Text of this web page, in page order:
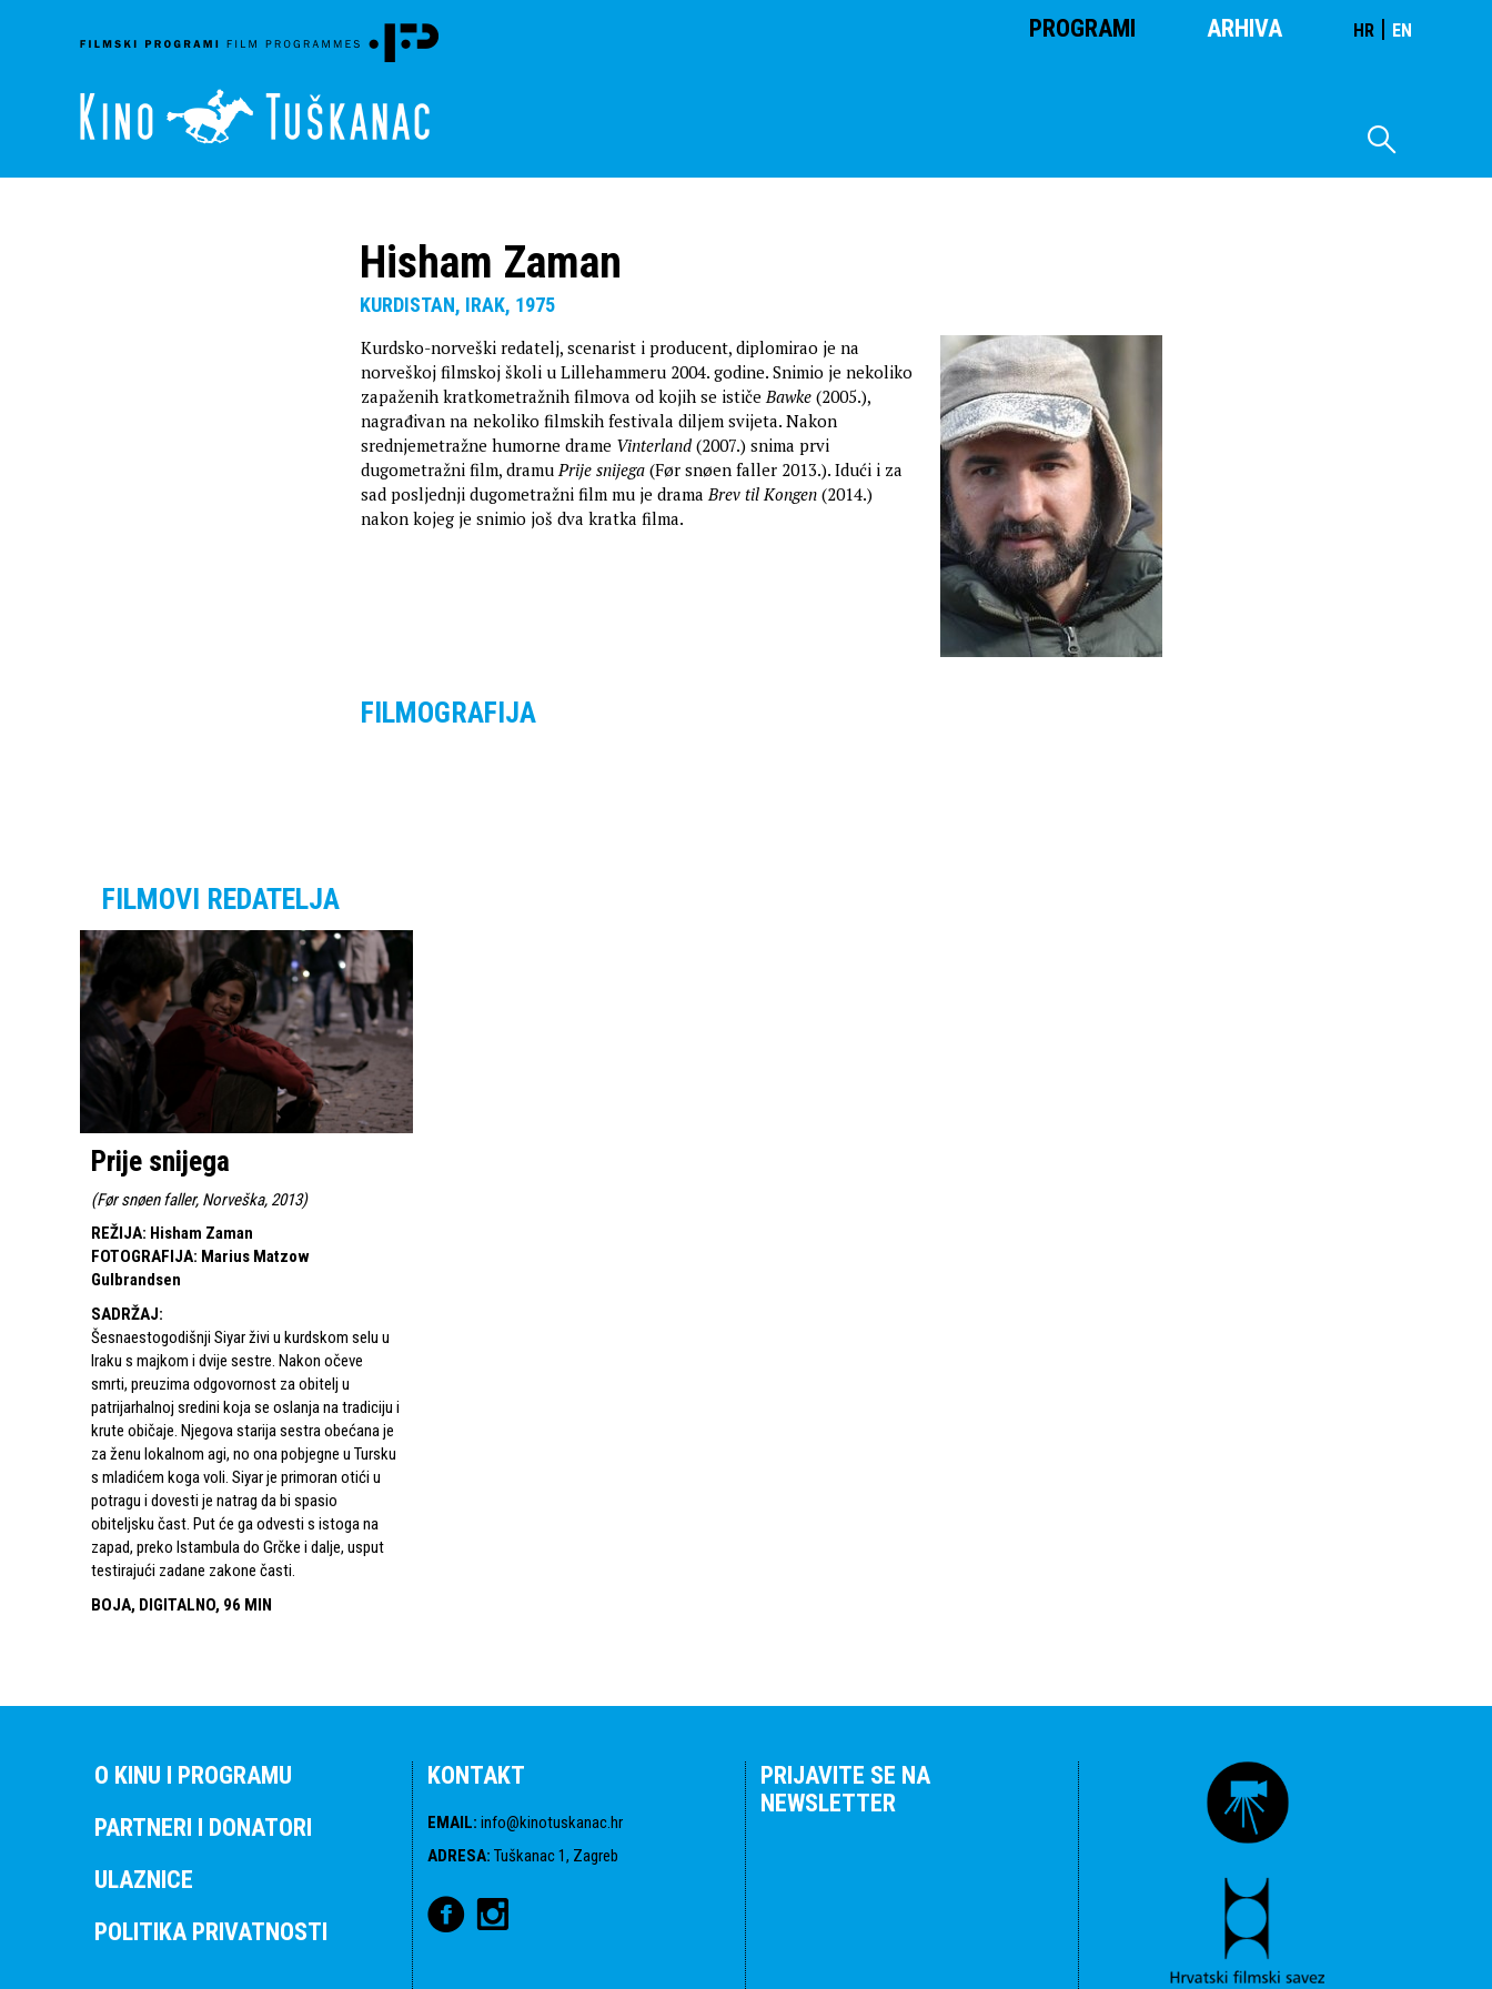
PROGRAMI ARHIVA HR | EN
Hisham Zaman
KURDISTAN, IRAK, 1975
Kurdsko-norveški redatelj, scenarist i producent, diplomirao je na
norveškoj filmskoj školi u Lillehammeru 2004. godine. Snimio je nekoliko
zapaženih kratkometražnih filmova od kojih se ističeBawke (2005.),
nagrađivan na nekoliko filmskih festivala diljem svijeta. Nakon
srednjemetražne humorne drame Vinterland (2007.) snima prvi
dugometražni film, dramuPrije snijega (Før snøen faller 2013.). Idući i za
sad posljednji dugometražni film mu je dramaBrev til Kongen (2014.)
nakon kojeg je snimio još dva kratka filma.
FILMOGRAFIJA
FILMOVI REDATELJA
Prije snijega
(Før snøen faller, Norveška, 2013)
REŽIJA: Hisham Zaman
FOTOGRAFIJA: Marius Matzow
Gulbrandsen
SADRŽAJ:
Šesnaestogodišnji Siyar živi u kurdskom selu u
Iraku s majkom i dvije sestre. Nakon očeve
smrti, preuzima odgovornost za obitelj u
patrijarhalnoj sredini koja se oslanja na tradiciju i
krute običaje. Njegova starija sestra obećana je
za ženu lokalnom agi, no ona pobjegne u Tursku
s mladićem koga voli. Siyar je primoran otići u
potragu i dovesti je natrag da bi spasio
obiteljsku čast. Put će ga odvesti s istoga na
zapad, preko Istambula do Grčke i dalje, usput
testirajući zadane zakone časti.
BOJA, DIGITALNO, 96 MIN
O KINU I PROGRAMU
PARTNERI I DONATORI
ULAZNICE
POLITIKA PRIVATNOSTI
KONTAKT
EMAIL: info@kinotuskanac.hr
ADRESA: Tuškanac 1, Zagreb
PRIJAVITE SE NA
NEWSLETTER